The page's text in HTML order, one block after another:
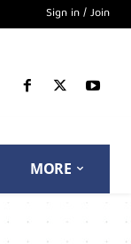
Sign in / Join
MORE